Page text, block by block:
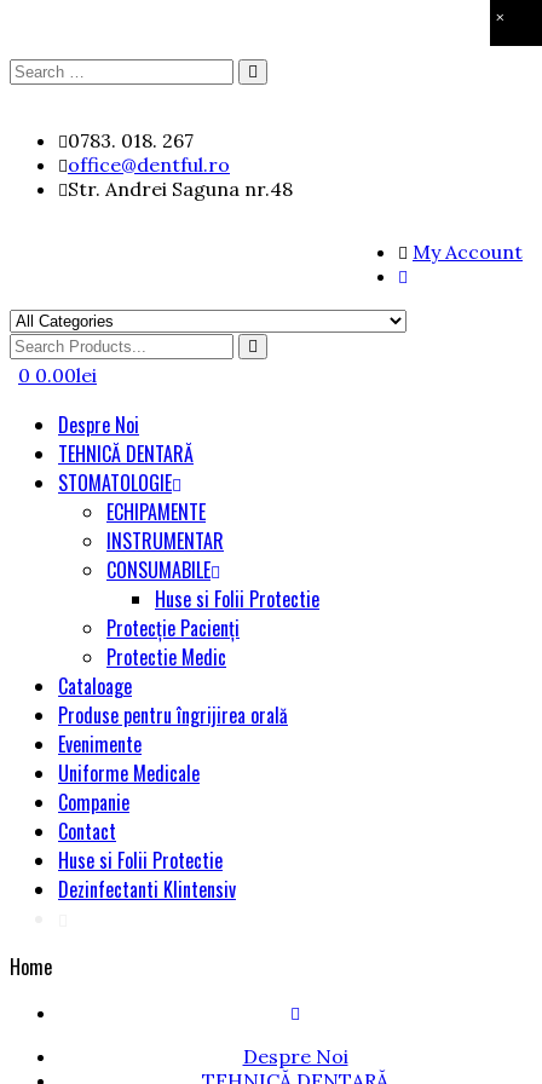
×
Search
content
0783. 018. 267
office@dentful.ro
Str. Andrei Saguna nr.48
My Account
Search
for
0 0.00lei
Despre Noi
TEHNICĂ DENTARĂ
STOMATOLOGIE
ECHIPAMENTE
INSTRUMENTAR
CONSUMABILE
Huse si Folii Protectie
Protecție Pacienți
Protectie Medic
Cataloage
Produse pentru îngrijirea orală
Evenimente
Uniforme Medicale
Companie
Contact
Huse si Folii Protectie
Dezinfectanti Klintensiv
Home
Despre Noi